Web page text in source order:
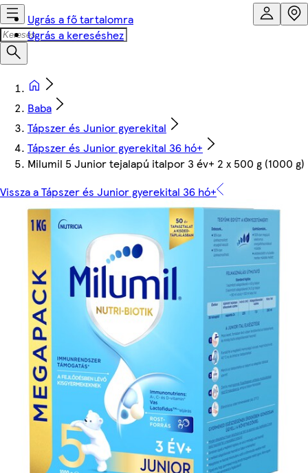
Ugrás a fő tartalomra
Ugrás a kereséshez
Baba
Tápszer és Junior gyerekital
Tápszer és Junior gyerekital 36 hó+
Milumil 5 Junior tejalapú italpor 3 év+ 2 x 500 g (1000 g)
Vissza a Tápszer és Junior gyerekital 36 hó+